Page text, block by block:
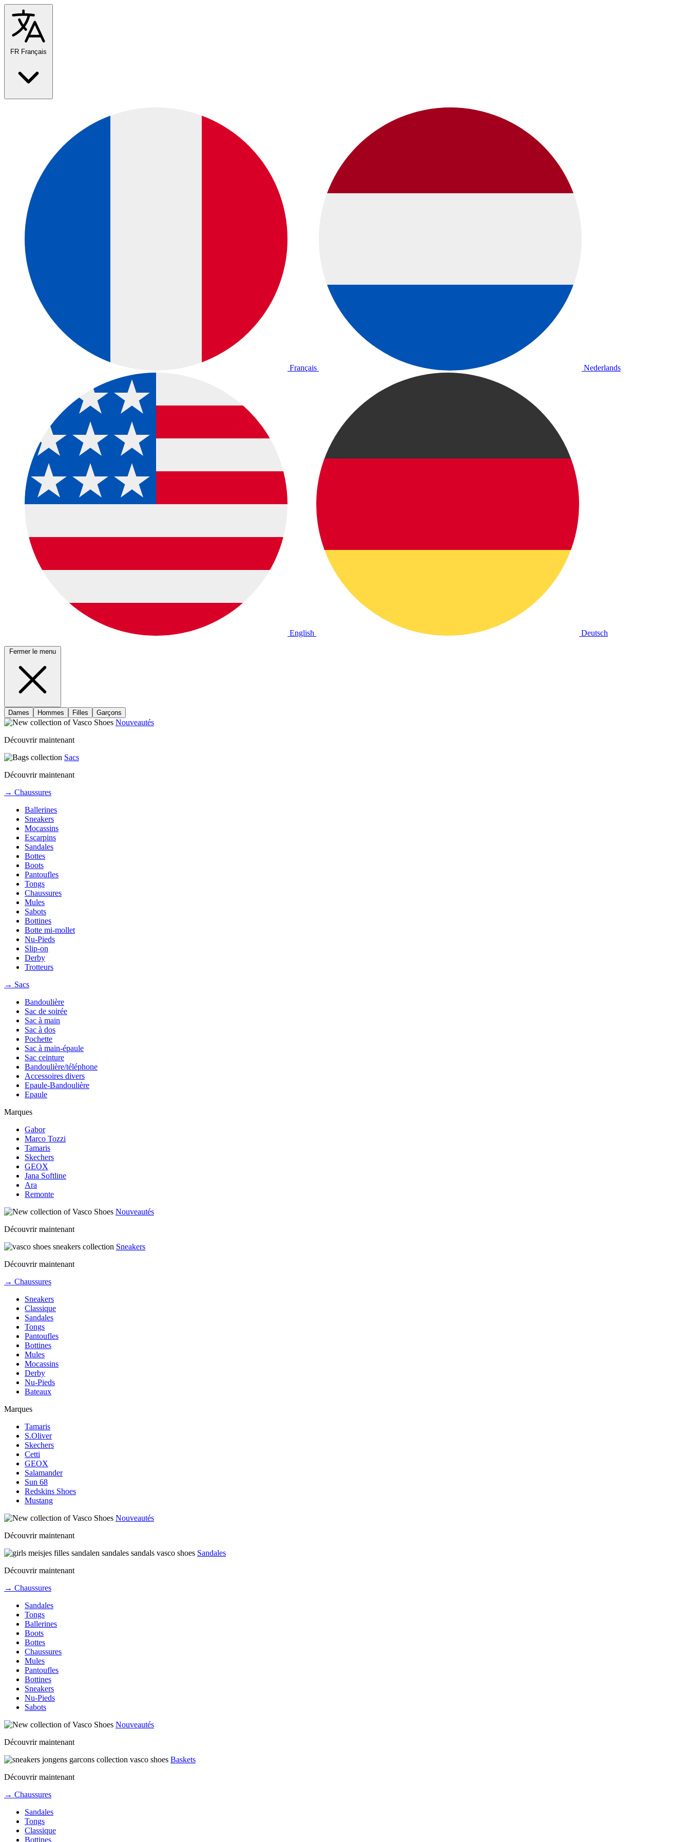
FR Français
Français Nederlands
English Deutsch
Fermer le menu
Dames Hommes Filles Garçons
Nouveautés
Découvrir maintenant
Sacs
Découvrir maintenant
→ Chaussures
Ballerines
Sneakers
Mocassins
Escarpins
Sandales
Bottes
Boots
Pantoufles
Tongs
Chaussures
Mules
Sabots
Bottines
Botte mi-mollet
Nu-Pieds
Slip-on
Derby
Trotteurs
→ Sacs
Bandoulière
Sac de soirée
Sac à main
Sac à dos
Pochette
Sac à main-épaule
Sac ceinture
Bandoulière/téléphone
Accessoires divers
Epaule-Bandoulière
Epaule
Marques
Gabor
Marco Tozzi
Tamaris
Skechers
GEOX
Jana Softline
Ara
Remonte
Nouveautés
Découvrir maintenant
Sneakers
Découvrir maintenant
→ Chaussures
Sneakers
Classique
Sandales
Tongs
Pantoufles
Bottines
Mules
Mocassins
Derby
Nu-Pieds
Bateaux
Marques
Tamaris
S.Oliver
Skechers
Cetti
GEOX
Salamander
Sun 68
Redskins Shoes
Mustang
Nouveautés
Découvrir maintenant
Sandales
Découvrir maintenant
→ Chaussures
Sandales
Tongs
Ballerines
Boots
Bottes
Chaussures
Mules
Pantoufles
Bottines
Sneakers
Nu-Pieds
Sabots
Nouveautés
Découvrir maintenant
Baskets
Découvrir maintenant
→ Chaussures
Sandales
Tongs
Classique
Bottines